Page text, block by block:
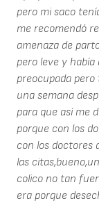
pero mi saco
me recomendó
amenaza de
pero leve y había
preocupada
una semana
para que así me
porque con los
con los doctores
las
colico no tan
era porque